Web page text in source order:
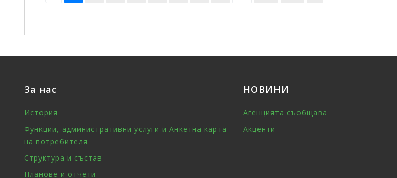
За нас
История
Функции, административни услуги и Анкетна карта
на потребителя
Структура и състав
Планове и отчети
НОВИНИ
Агенцията съобщава
Акценти